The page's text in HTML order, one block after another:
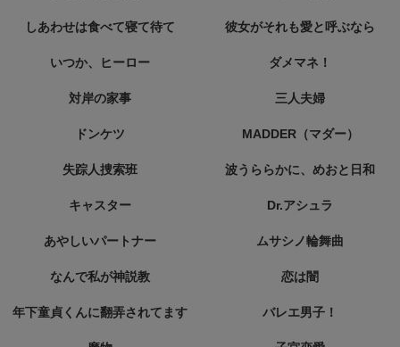
しあわせは食べて寝て待て 彼女がそれも愛と呼ぶなら
いつか、ヒーロー ダメマネ！
対岸の家事 三人夫婦
ドンケツ MADDER（マダー）
失踪人捜索班 波うららかに、めおと日和
キャスター Dr.アシュラ
あやしいパートナー ムサシノ輪舞曲
なんで私が神説教 恋は闇
年下童貞くんに翻弄されてます バレエ男子！